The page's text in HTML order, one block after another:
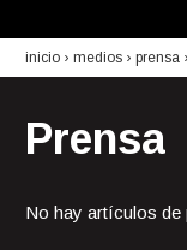
inicio › medios › prensa
Prensa
No hay artículos de